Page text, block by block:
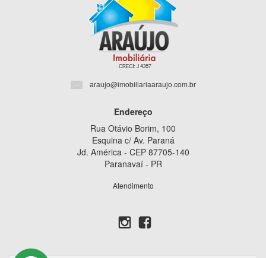
araujo@imobiliariaaraujo.com.br
Endereço
Rua Otávio Borim, 100
Esquina c/ Av. Paraná
Jd. América - CEP 87705-140
Paranavaí - PR
Atendimento